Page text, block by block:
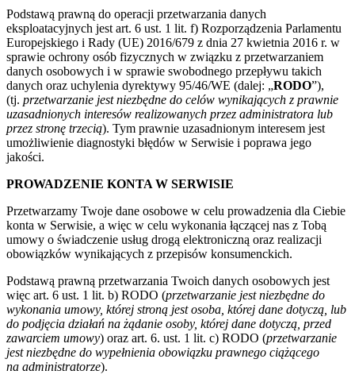
Podstawą prawną do operacji przetwarzania danych
eksploatacyjnych jest art. 6 ust. 1 lit. f) Rozporządzenia Parlamentu
Europejskiego i Rady (UE) 2016/679 z dnia 27 kwietnia 2016 r. w
sprawie ochrony osób fizycznych w związku z przetwarzaniem
danych osobowych i w sprawie swobodnego przepływu takich
danych oraz uchylenia dyrektywy 95/46/WE (dalej: „RODO”),
(tj. przetwarzanie jest niezbędne do celów wynikających z prawnie
uzasadnionych interesów realizowanych przez administratora lub
przez stronę trzecią). Tym prawnie uzasadnionym interesem jest
umożliwienie diagnostyki błędów w Serwisie i poprawa jego
jakości.
PROWADZENIE KONTA W SERWISIE
Przetwarzamy Twoje dane osobowe w celu prowadzenia dla Ciebie
konta w Serwisie, a więc w celu wykonania łączącej nas z Tobą
umowy o świadczenie usług drogą elektroniczną oraz realizacji
obowiązków wynikających z przepisów konsumenckich.
Podstawą prawną przetwarzania Twoich danych osobowych jest
więc art. 6 ust. 1 lit. b) RODO (przetwarzanie jest niezbędne do
wykonania umowy, której stroną jest osoba, której dane dotyczą, lub
do podjęcia działań na żądanie osoby, której dane dotyczą, przed
zawarciem umowy) oraz art. 6. ust. 1 lit. c) RODO (przetwarzanie
jest niezbędne do wypełnienia obowiązku prawnego ciążącego
na administratorze).